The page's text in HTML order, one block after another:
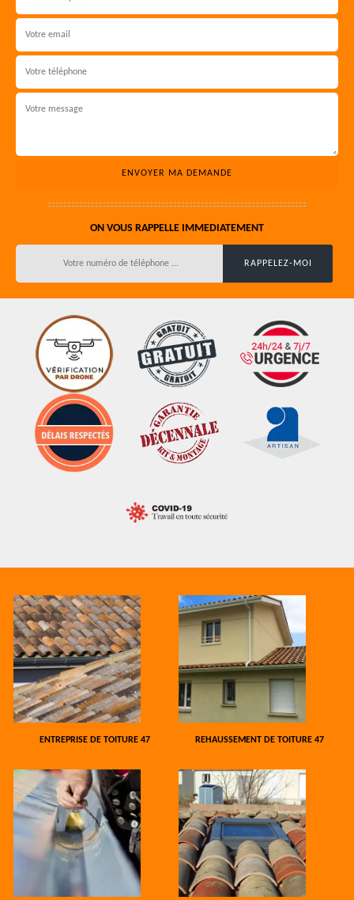
ON VOUS RAPPELLE IMMEDIATEMENT
ENTREPRISE DE TOITURE 47 REHAUSSEMENT DE TOITURE 47